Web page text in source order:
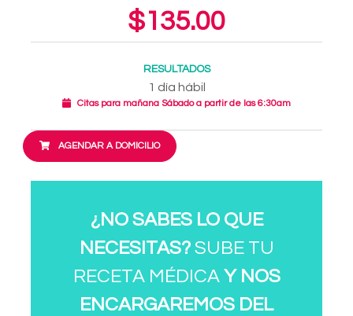
$135.00
RESULTADOS
1 día hábil
Citas para mañana Sábado a partir de las 6:30am
AGENDAR A DOMICILIO
¿NO SABES LO QUE
NECESITAS?SUBE TU
RECETA MÉDICA Y NOS
ENCARGAREMOS DEL